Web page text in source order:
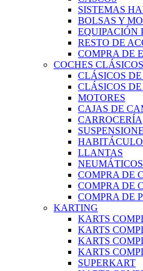
SISTEMAS
BOLSAS Y
EQUIPACIÓN
RESTO DE
COMPRA DE
COCHES CLÁSICOS
CLÁSICOS
CLÁSICOS
MOTORES
CAJAS DE
CARROCERÍA
HABITÁCULO
LLANTAS
NEUMÁTICOS
COMPRA DE
COMPRA DE
COMPRA DE
KARTING
KARTS
KARTS
KARTS
KARTS
SUPERKART